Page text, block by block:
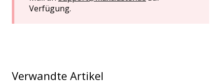
Verfügung.
Verwandte Artikel